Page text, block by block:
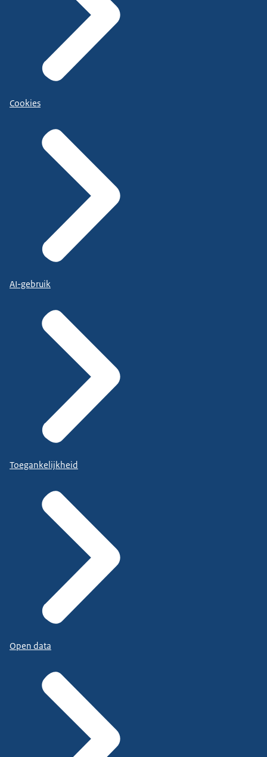
Cookies
AI-gebruik
Toegankelijkheid
Open data